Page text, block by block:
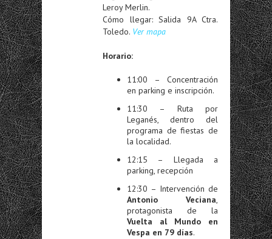
Leroy Merlin.
Cómo llegar: Salida 9A Ctra.
Toledo. Ver mapa
Horario:
11:00 – Concentración
en parking e inscripción.
11:30 – Ruta por
Leganés, dentro del
programa de fiestas de
la localidad.
12:15 – Llegada a
parking, recepción
12:30 – Intervención de
Antonio Veciana,
protagonista de la
Vuelta al Mundo en
Vespa en 79 días.